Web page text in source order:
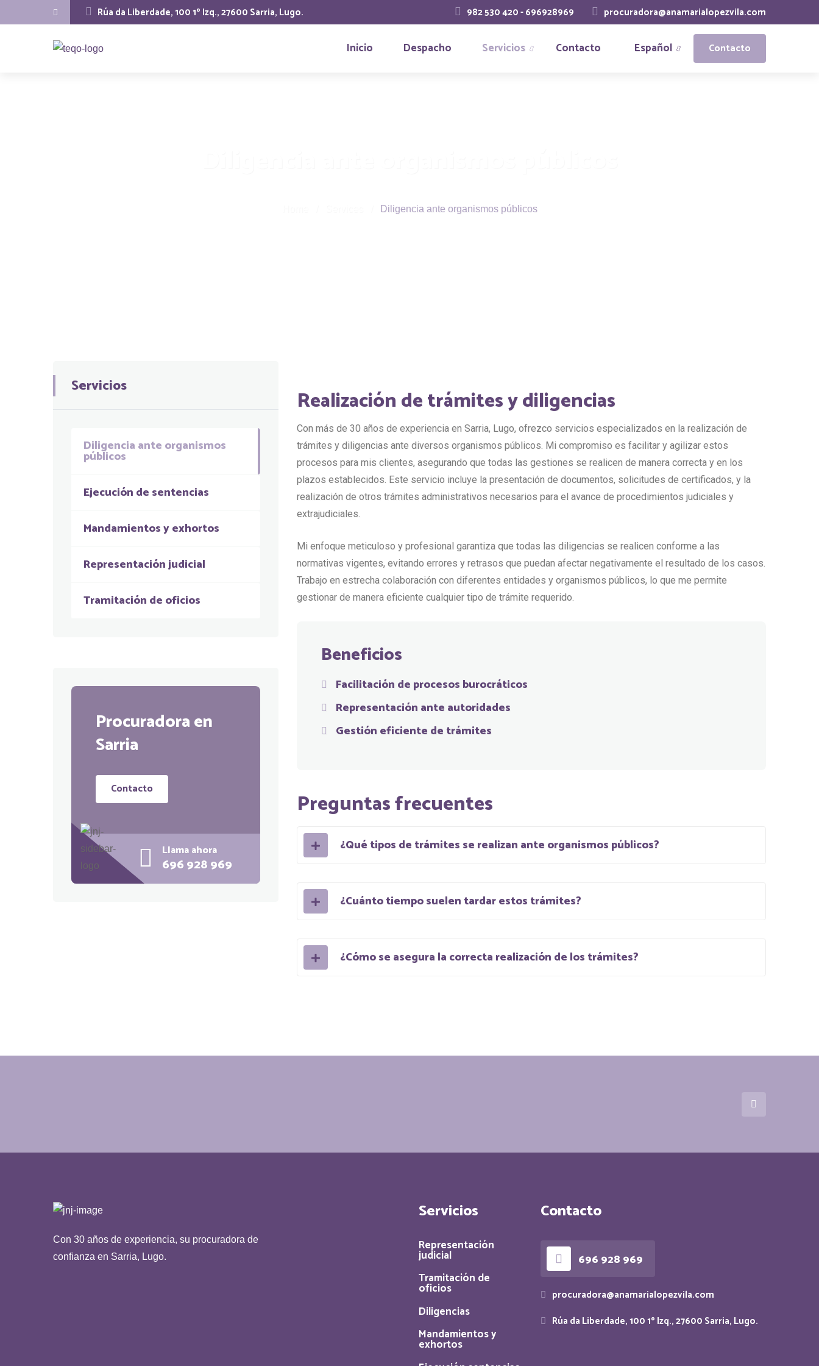
Rúa da Liberdade, 100 1º Izq., 27600 Sarria, Lugo. 982 530 420 - 696928969 procuradora@anamarialopezvila.com
Inicio Despacho Servicios Contacto Español Contacto
Diligencia ante organismos públicos
Realización de trámites y diligencias
Con más de 30 años de experiencia en Sarria, Lugo, ofrezco servicios especializados en la realización de
trámites y diligencias ante diversos organismos públicos. Mi compromiso es facilitar y agilizar estos
procesos para mis clientes, asegurando que todas las gestiones se realicen de manera correcta y en los
plazos establecidos. Este servicio incluye la presentación de documentos, solicitudes de certificados, y la
realización de otros trámites administrativos necesarios para el avance de procedimientos judiciales y
extrajudiciales.
Mi enfoque meticuloso y profesional garantiza que todas las diligencias se realicen conforme a las
normativas vigentes, evitando errores y retrasos que puedan afectar negativamente el resultado de los casos.
Trabajo en estrecha colaboración con diferentes entidades y organismos públicos, lo que me permite
gestionar de manera eficiente cualquier tipo de trámite requerido.
Beneficios
Facilitación de procesos burocráticos
Representación ante autoridades
Gestión eficiente de trámites
Preguntas frecuentes
¿Qué tipos de trámites se realizan ante organismos públicos?
¿Cuánto tiempo suelen tardar estos trámites?
¿Cómo se asegura la correcta realización de los trámites?
Servicios
Diligencia ante organismos
públicos
Ejecución de sentencias
Mandamientos y exhortos
Representación judicial
Tramitación de oficios
Procuradora en
Sarria
Contacto
Llama ahora
696 928 969
Con 30 años de experiencia, su procuradora de
confianza en Sarria, Lugo.
Servicios
Representación
judicial
Tramitación de
oficios
Diligencias
Mandamientos y
exhortos
Contacto
696 928 969
procuradora@anamarialopezvila.com
Rúa da Liberdade, 100 1º Izq., 27600 Sarria, Lugo.